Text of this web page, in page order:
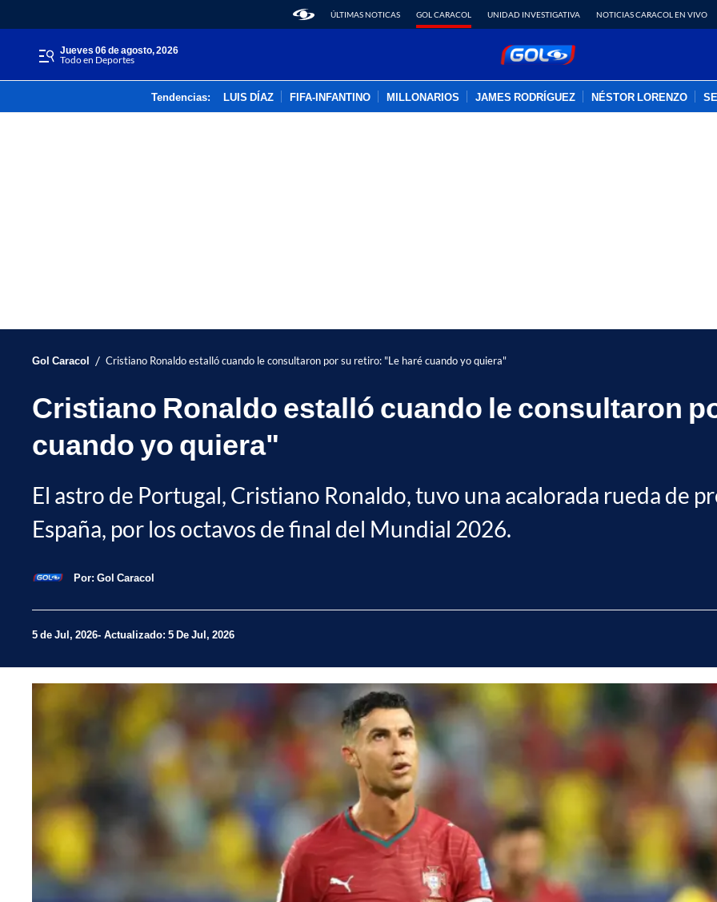
ÚLTIMAS NOTICAS GOL CARACOL UNIDAD INVESTIGATIVA NOTICIAS CARACOL EN VIVO
jueves 06 de agosto, 2026
Todo en Deportes
Tendencias: LUIS DÍAZ FIFA-INFANTINO MILLONARIOS JAMES RODRÍGUEZ NÉSTOR LORENZO
Gol Caracol / Cristiano Ronaldo estalló cuando le consultaron por su retiro: "Le haré cuando yo quiera"
Cristiano Ronaldo estalló cuando le consultaron
cuando yo quiera"
El astro de Portugal, Cristiano Ronaldo, tuvo una acalorada rueda de
España, por los octavos de final del Mundial 2026.
Por: Gol Caracol
5 de Jul, 2026 Actualizado: 5 De Jul, 2026